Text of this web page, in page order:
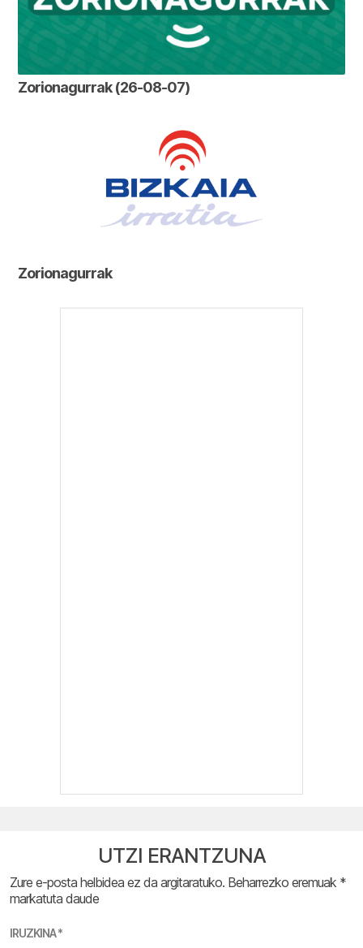
Zorionagurrak (26-08-07)
Zorionagurrak
UTZI ERANTZUNA
Zure e-posta helbidea ez da argitaratuko. Beharrezko eremuak *
markatuta daude
IRUZKINA*